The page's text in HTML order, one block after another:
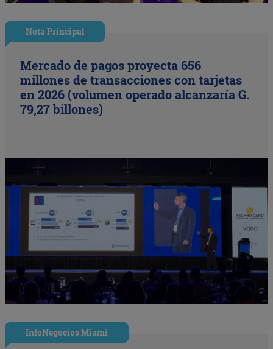
Nota Principal
Mercado de pagos proyecta 656
millones de transacciones con tarjetas
en 2026 (volumen operado alcanzaría G.
79,27 billones)
InfoNegocios Miami